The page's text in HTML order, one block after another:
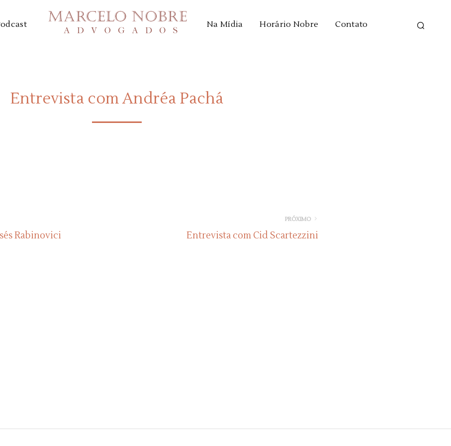
Na Mídia Horário Nobre Contato
Entrevista com Andréa Pachá
Rabinovici
PRÓXIMO
Entrevista com Cid Scartezzini